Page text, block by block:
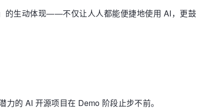
的生动体现——不仅让人人都能便捷地使用 AI，更鼓
的 AI 开源项目在 Demo 阶段止步不前。